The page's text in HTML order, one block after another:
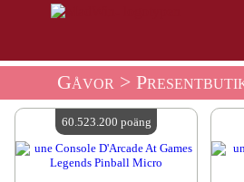
Gåvor>
60.523.200 poäng